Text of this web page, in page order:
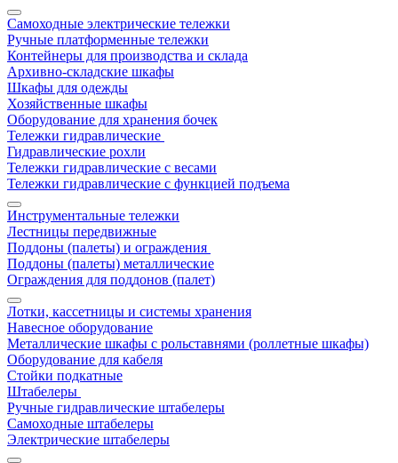
Самоходные электрические тележки
Ручные платформенные тележки
Контейнеры для производства и склада
Архивно-складские шкафы
Шкафы для одежды
Хозяйственные шкафы
Оборудование для хранения бочек
Тележки гидравлические
Гидравлические рохли
Тележки гидравлические с весами
Тележки гидравлические с функцией подъема
Инструментальные тележки
Лестницы передвижные
Поддоны (палеты) и ограждения
Поддоны (палеты) металлические
Ограждения для поддонов (палет)
Лотки, кассетницы и системы хранения
Навесное оборудование
Металлические шкафы с рольставнями (роллетные шкафы)
Оборудование для кабеля
Стойки подкатные
Штабелеры
Ручные гидравлические штабелеры
Самоходные штабелеры
Электрические штабелеры